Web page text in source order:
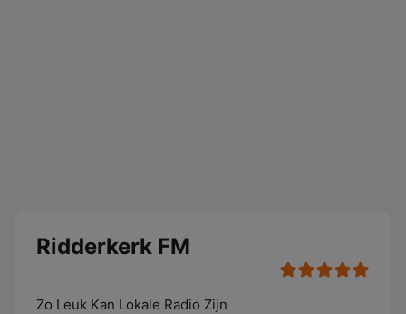
Ridderkerk FM
Zo Leuk Kan Lokale Radio Zijn